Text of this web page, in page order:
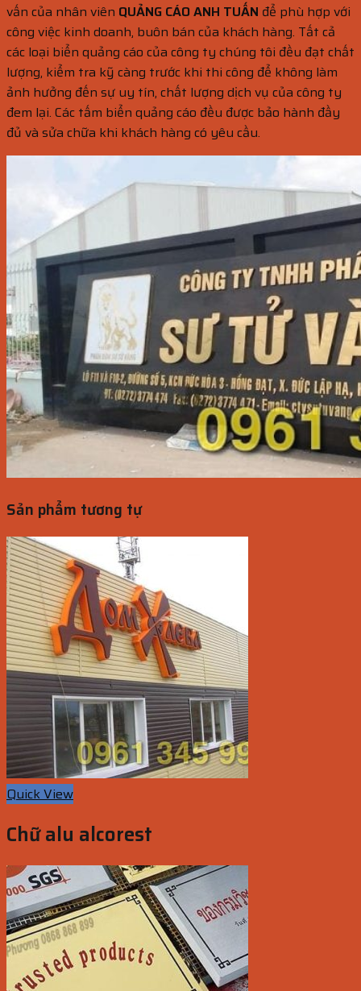
vấn của nhân viên QUẢNG CÁO ANH TUẤN để phù hợp với
công việc kinh doanh, buôn bán của khách hàng. Tất cả
các loại biển quảng cáo của công ty chúng tôi đều đạt chất
lượng, kiểm tra kỹ càng trước khi thi công để không làm
ảnh hưởng đến sự uy tín, chất lượng dịch vụ của công ty
đem lại. Các tấm biển quảng cáo đều được bảo hành đầy
đủ và sửa chữa khi khách hàng có yêu cầu.
Sản phẩm tương tự
Quick View
Chữ alu alcorest